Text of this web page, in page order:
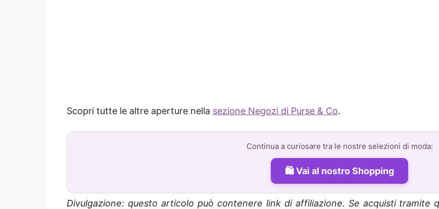
Scopri tutte le altre aperture nella sezione Negozi di Purse & Co.
Continua a curiosare tra le nostre selezioni di moda:
Vai al nostro Shopping
Divulgazione: questo articolo può contenere link di affiliazione. Se acquisti tramite